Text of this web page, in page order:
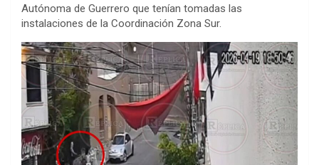
Autónoma de Guerrero que tenían tomadas las
instalaciones de la Coordinación Zona Sur.